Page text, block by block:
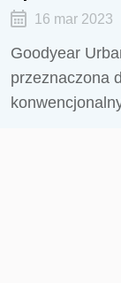
16 mar 2023
Goodyear
przeznaczona